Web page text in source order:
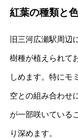
紅葉の種類と
旧三河広瀬駅周辺
樹種が植えられて
しめます。特にモ
空との組み合わせ
が一部咲いている
り深めます。